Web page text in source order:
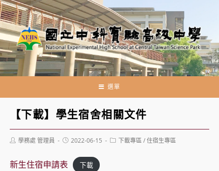
跳
轉
至
主
要
內
選單
【下載】學生宿舍相關文件
Post學務處 管理員
Post2022-06-15
Post下載專區/住宿生專區
新生住宿申請表 下載